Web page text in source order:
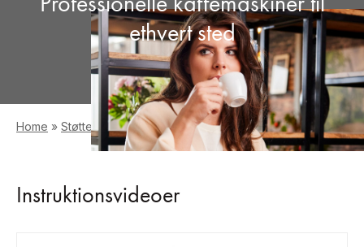
ethvert sted
Home » Støtte Instruktionsvideoer
Instruktionsvideoer